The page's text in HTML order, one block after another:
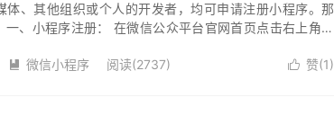
体、其他组织或个人的开发者，均可申请注册小程序。那
、小程序注册： 在微信公众平台官网首页点击右上角的
 微信小程序 阅读(2737)  赞(1)